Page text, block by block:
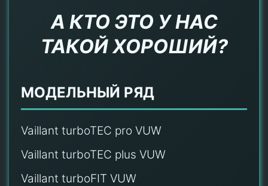
А КТО ЭТО У НАС
ТАКОЙ ХОРОШИЙ?
МОДЕЛЬНЫЙ РЯД
Vaillant turboTEC pro VUW
Vaillant turboTEC plus VUW
Vaillant turboFIT VUW